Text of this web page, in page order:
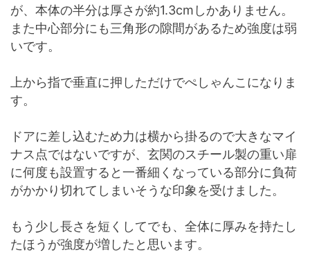
が、本体の半分は厚さが約1.3cmしかありません。
また中心部分にも三角形の隙間があるため強度は弱
いです。
上から指で垂直に押しただけでぺしゃんこになりま
す。
ドアに差し込むため力は横から掛るので大きなマイ
ナス点ではないですが、玄関のスチール製の重い扉
に何度も設置すると一番細くなっている部分に負荷
がかかり切れてしまいそうな印象を受けました。
もう少し長さを短くしてでも、全体に厚みを持たし
たほうが強度が増したと思います。